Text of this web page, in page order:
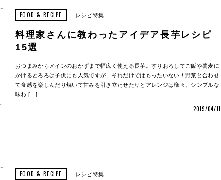
FOOD & RECIPE レシピ特集
料理家さんに教わったアイデア長芋レシピ
15選
おつまみからメインのおかずまで幅広く使える長芋。すりおろしてご飯や蕎麦に
かけるとろろは子供にも人気ですが、それだけではもったいない！野菜と合わせ
て食感を楽しんだり焼いて甘みを引き立たせたりとアレンジは様々。シンプルな
味わ […]
2019/04/11
FOOD & RECIPE レシピ特集